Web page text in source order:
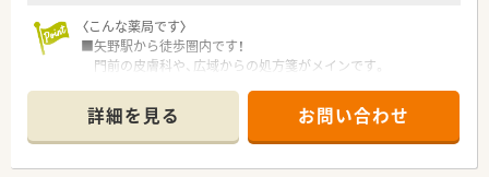
〈こんな薬局です〉
■矢野駅から徒歩圏内です！
門前の皮膚科や、広域からの処方箋がメインです。
■1日8時間勤務頂ける方歓迎◎
■処方箋は80枚/日程度、
多い時は100枚超/日程度となります。
■薬剤師は常勤3名が在籍しています。
詳細を見る お問い合わせ